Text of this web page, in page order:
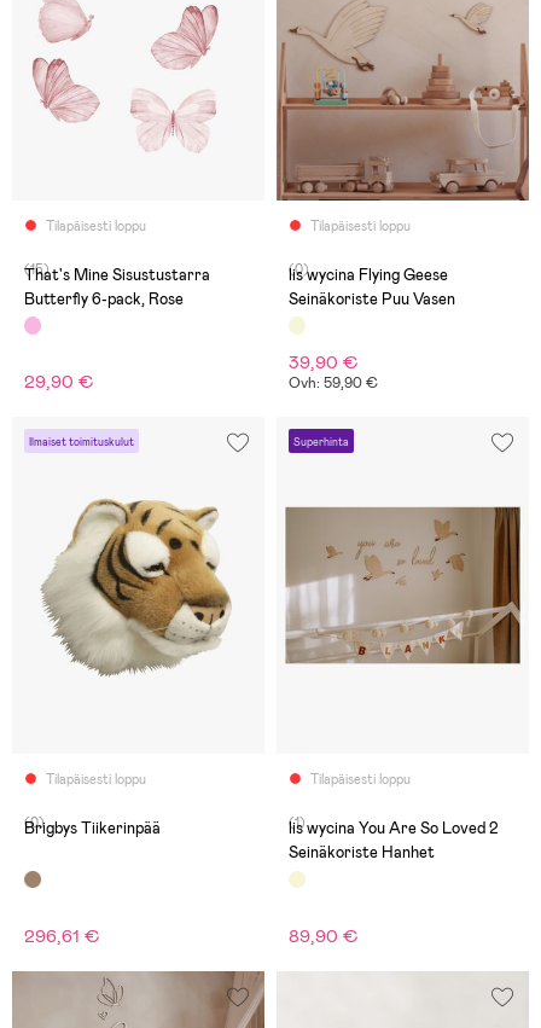
Tilapäisesti loppu
(15)
That's Mine Sisustustarra
Butterfly 6-pack, Rose
29,90 €
Tilapäisesti loppu
(0)
lis wycina Flying Geese
Seinäkoriste Puu Vasen
39,90 €
Ovh: 59,90 €
Ilmaiset toimituskulut
Tilapäisesti loppu
(0)
Brigbys Tiikerinpää
296,61 €
Superhinta
Tilapäisesti loppu
(1)
lis wycina You Are So Loved 2
Seinäkoriste Hanhet
89,90 €